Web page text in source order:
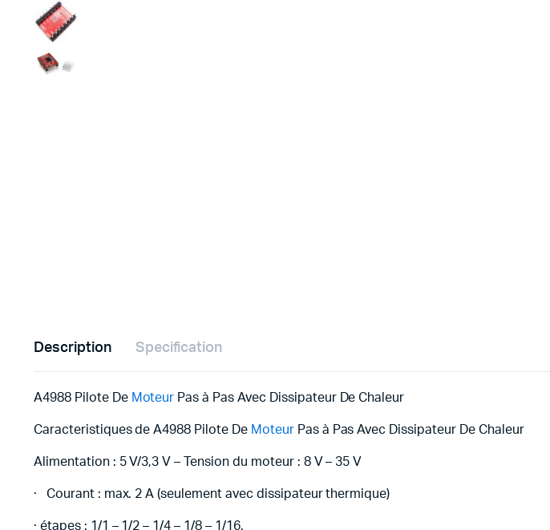
Imprimante 3D
Description Specification
A4988 Pilote De Moteur Pas à Pas Avec Dissipateur De Chaleur
Caracteristiques de A4988 Pilote De MoteurPas à Pas Avec Dissipateur De Chaleur
Alimentation : 5 V/3,3 V – Tension du moteur : 8 V – 35 V
· Courant : max. 2 A (seulement avec dissipateur thermique)
· étapes : 1/1 – 1/2 – 1/4 – 1/8 – 1/16.